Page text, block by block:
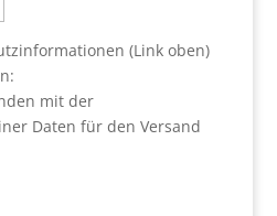
(Link oben)
mit der
Daten für den Versand